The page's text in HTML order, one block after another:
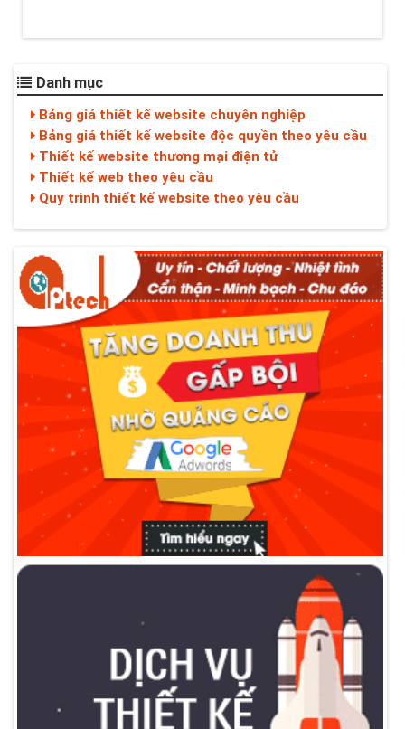
Danh mục
Bảng giá thiết kế website chuyên nghiệp
Bảng giá thiết kế website độc quyền theo yêu cầu
Thiết kế website thương mại điện tử
Thiết kế web theo yêu cầu
Quy trình thiết kế website theo yêu cầu